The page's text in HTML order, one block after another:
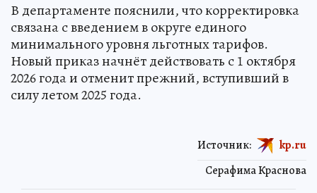
В департаменте пояснили, что корректировка
связана с введением в округе единого
минимального уровня льготных тарифов.
Новый приказ начнёт действовать с 1 октября
2026 года и отменит прежний, вступивший в
силу летом 2025 года.
Серафима Краснова
Источник: kp.ru